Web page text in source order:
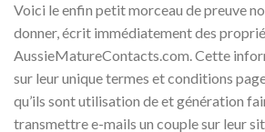
Voici le enfin petit morceau de preuve
donner, écrit immédiatement des
AussieMatureContacts.com. Cette
sur leur unique termes et conditions
qu’ils sont utilisation de et génération
transmettre e-mails un couple sur leur